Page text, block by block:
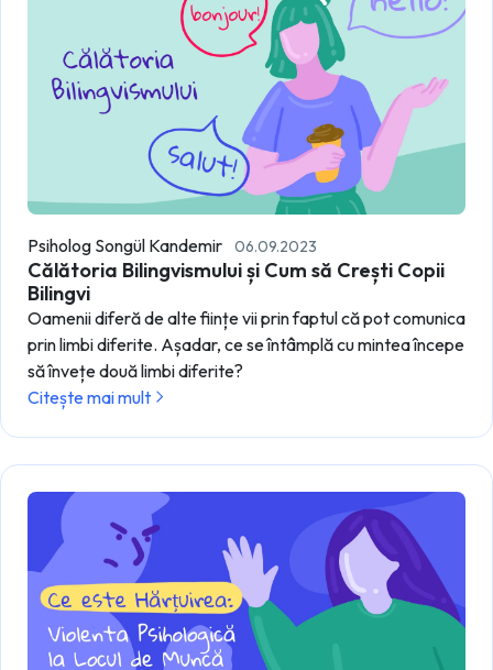
Psiholog Songül Kandemir 06.09.2023
Călătoria Bilingvismului și Cum să Crești Copii
Bilingvi
Oamenii diferă de alte ființe vii prin faptul că pot comunica
prin limbi diferite. Așadar, ce se întâmplă cu mintea începe
să învețe două limbi diferite?
Citește mai mult